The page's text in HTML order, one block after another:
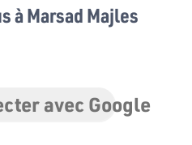
à Marsad Majles
avec Google